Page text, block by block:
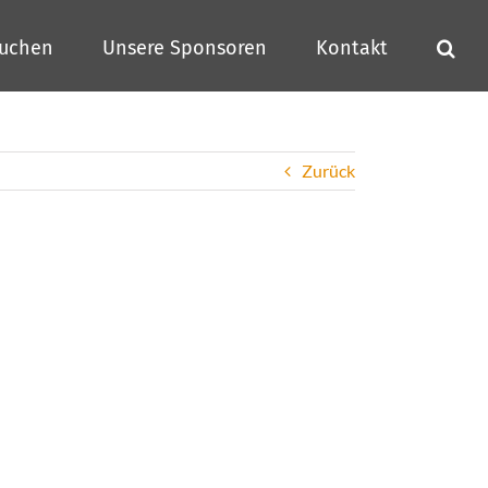
Unsere Sponsoren Kontakt
Zurück